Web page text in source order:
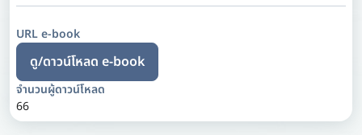
URL e-book
ดู/ดาวน์โหลด e-book
จำนวนผู้ดาวน์โหลด
66